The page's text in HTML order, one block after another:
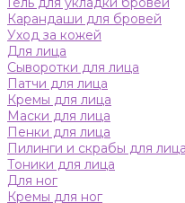
Карандаши для бровей
Уход за кожей
Для лица
Сыворотки для лица
Патчи для лица
Кремы для лица
Маски для лица
Пенки для лица
Пилинги и скрабы для лица
Тоники для лица
Для ног
Кремы для ног